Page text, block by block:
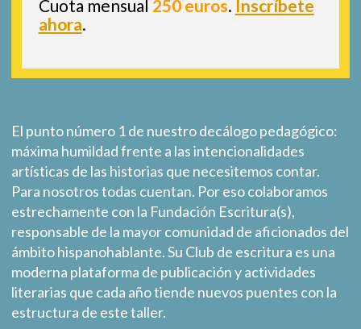
Cuota mensual 250 euros. Inscríbete
ahora.
El punto número 1 de nuestro decálogo pedagógico:
máxima humildad frente a las intencionalidades
artísticas de las historias que necesitemos contar.
Para nosotros todas cuentan. Por eso colaboramos
estrechamente con la Fundación Escritura(s),
responsable de la mayor comunidad de aficionados del
ámbito hispanohablante. Su Club de escritura es una
moderna plataforma de publicación y actividades
literarias que cada año tiende nuevos puentes con la
estructura de este taller.